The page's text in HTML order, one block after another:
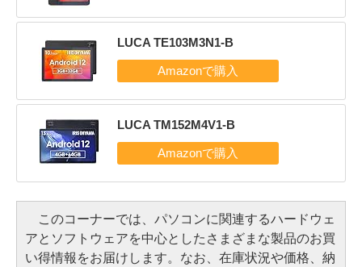
LUCA TE103M3N1-B
LUCA TM152M4V1-B
このコーナーでは、パソコンに関連するハードウェ
アとソフトウェアを中心としたさまざまな製品のお買
い得情報をお届けします。なお、在庫状況や価格、納